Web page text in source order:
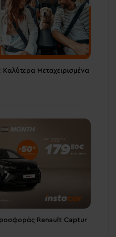
Καλύτερα Μεταχειρισμένα
Renault Captur